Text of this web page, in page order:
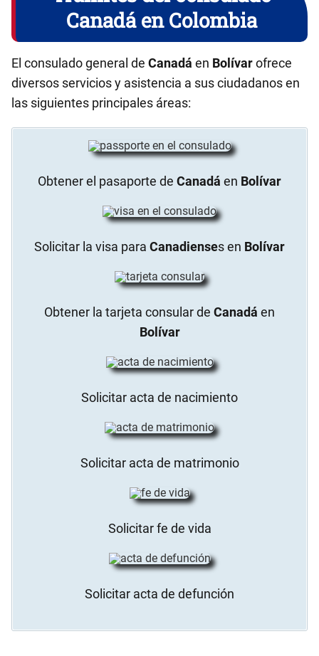
Canadá en Colombia
El consulado general de Canadá en Bolívarofrece
diversos servicios y asistencia a sus ciudadanos en
las siguientes principales áreas:
Obtener el pasaporte de Canadá en Bolívar
Solicitar la visa para Canadienses en Bolívar
Obtener la tarjeta consular de Canadá en
Bolívar
Solicitar acta de nacimiento
Solicitar acta de matrimonio
Solicitar fe de vida
Solicitar acta de defunción